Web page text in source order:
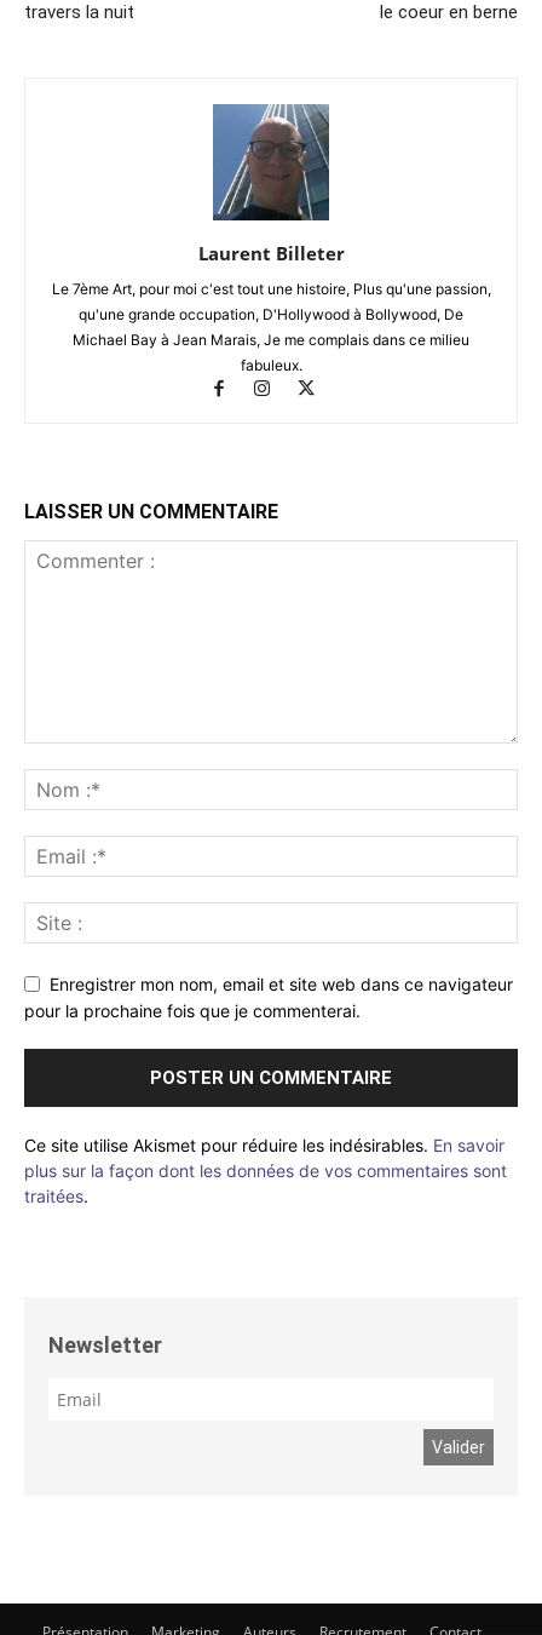
travers la nuit
le coeur en berne
Laurent Billeter
Le 7ème Art, pour moi c'est tout une histoire, Plus qu'une passion,
qu'une grande occupation, D'Hollywood à Bollywood, De
Michael Bay à Jean Marais, Je me complais dans ce milieu
fabuleux.
LAISSER UN COMMENTAIRE
Enregistrer mon nom, email et site web dans ce navigateur
pour la prochaine fois que je commenterai.
Ce site utilise Akismet pour réduire les indésirables. En savoir
plus sur la façon dont les données de vos commentaires sont
traitées.
Newsletter